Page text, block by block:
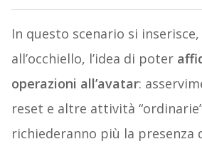
In questo scenario si
all’occhiello, l’idea di poter
operazioni all’avatar:
reset e altre attività
richiederanno più la presenza